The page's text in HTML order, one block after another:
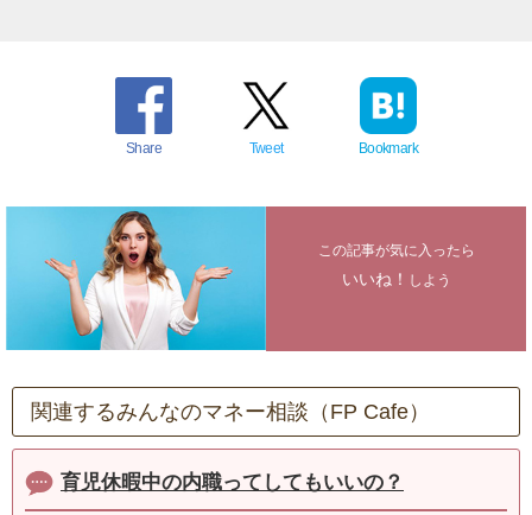
Share Tweet Bookmark
この記事が気に入ったら
いいね！ しよう
関連するみんなのマネー相談（FP Cafe）
育児休暇中の内職ってしてもいいの？